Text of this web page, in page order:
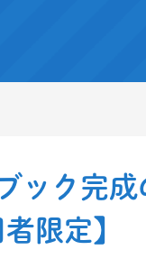
ック完
限定】